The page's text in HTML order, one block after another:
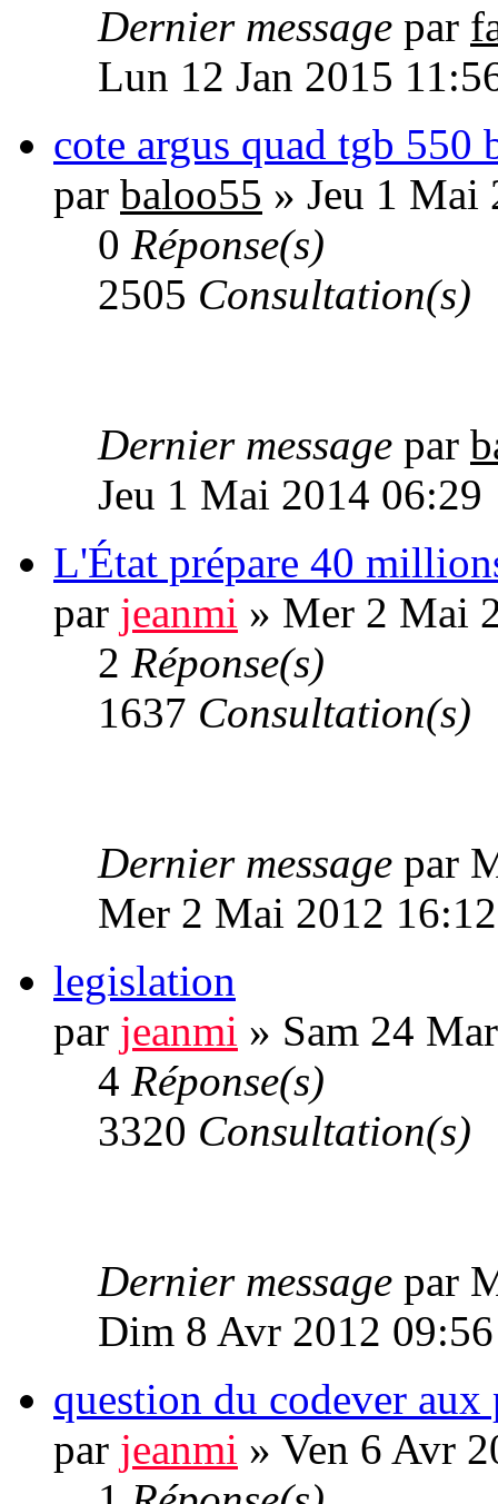
Dernier message par
Lun 12 Jan 2015
cote argus quad tgb 550
par baloo55 » Jeu 1 Mai
0 Réponse(s)
2505 Consultation(s)
Dernier message par
Jeu 1 Mai 2014 06:29
L'État prépare 40
par jeanmi » Mer 2 Mai
2 Réponse(s)
1637 Consultation(s)
Dernier message par
Mer 2 Mai 2012 16:12
legislation
par jeanmi » Sam 24
4 Réponse(s)
3320 Consultation(s)
Dernier message par
Dim 8 Avr 2012 09:56
question du codever
par jeanmi » Ven 6 Avr